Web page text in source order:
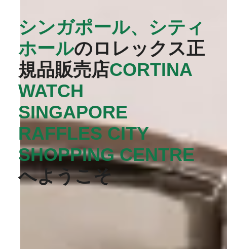
シンガポール、シティ
ホールのロレックス正
規品販売店‭CORTINA
WATCH
SINGAPORE
RAFFLES CITY
SHOPPING CENTRE‬
へようこそ